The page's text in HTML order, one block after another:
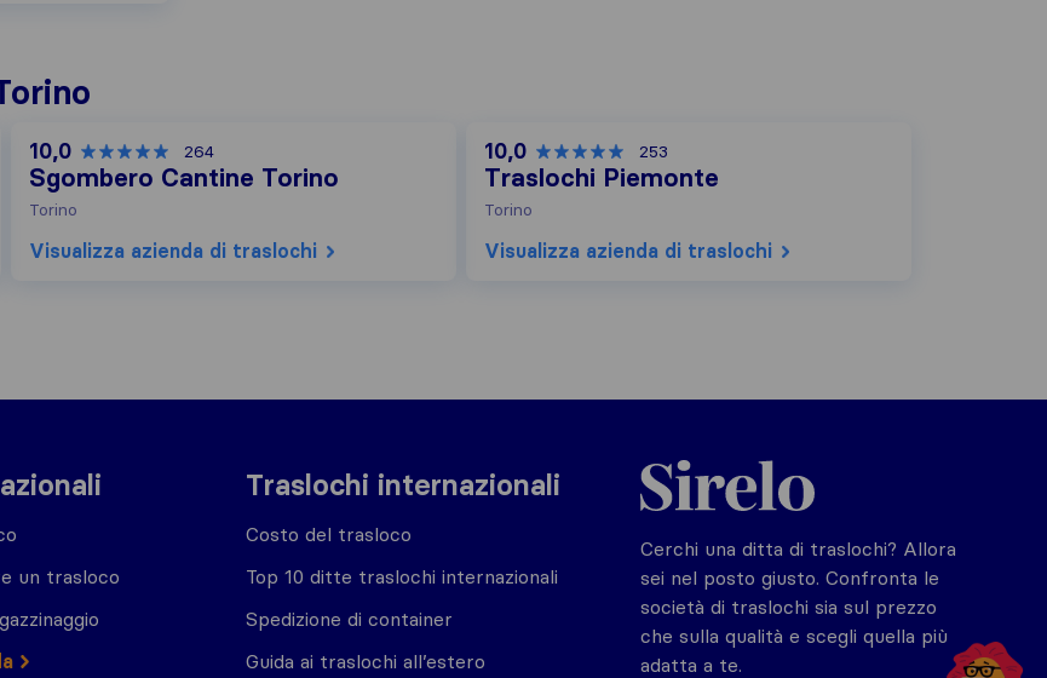
10,0 264
Sgombero Cantine Torino
Torino
Visualizza azienda di traslochi
10,0 253
Traslochi Piemonte
Torino
Visualizza azienda di traslochi
un trasloco
Traslochi internazionali
Costo del trasloco
Top 10 ditte traslochi internazionali
Spedizione di container
Guida ai traslochi all’estero
Sirelo.it
Cerchi una ditta di traslochi? Allora
sei nel posto giusto. Confronta le
società di traslochi sia sul prezzo
che sulla qualità e scegli quella più
adatta a te.